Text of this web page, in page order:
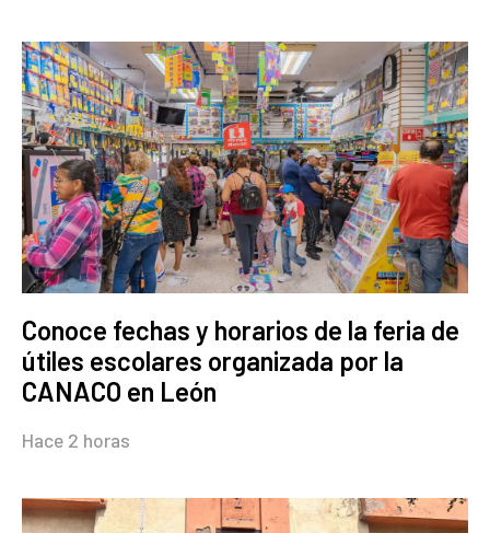
Conoce fechas y horarios de la feria de
útiles escolares organizada por la
CANACO en León
Hace 2 horas